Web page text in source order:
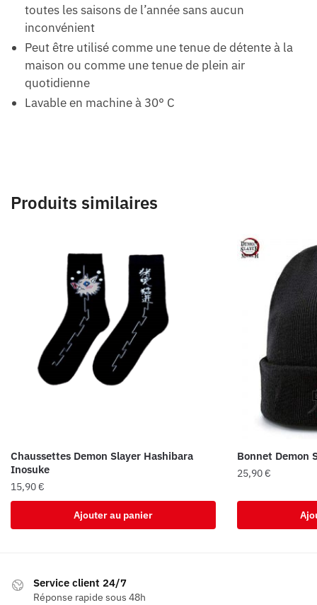
toutes les saisons de l’année sans aucun
inconvénient
Peut être utilisé comme une tenue de détente à la
maison ou comme une tenue de plein air
quotidienne
Lavable en machine à 30° C
Produits similaires
Chaussettes Demon Slayer Hashibara
Inosuke
15,90€
Ajouter au panier
Bonnet Demon
25,90€
Service client 24/7
Réponse rapide sous 48h